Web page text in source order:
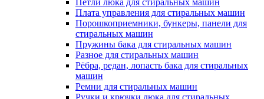
Петли люка для стиральных машин
Плата управления для стиральных машин
Порошкоприемники, бункеры, панели для
стиральных машин
Пружины бака для стиральных машин
Разное для стиральных машин
Рёбра, редан, лопасть бака для стиральных
машин
Ремни для стиральных машин
Ручки и крючки люка для стиральных